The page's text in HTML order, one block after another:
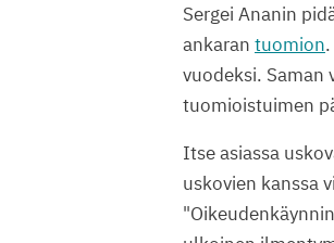
Sergei Ananin
ankaran tuomion
vuodeksi. Saman
tuomioistuimen
Itse asiassa
uskovien kanssa